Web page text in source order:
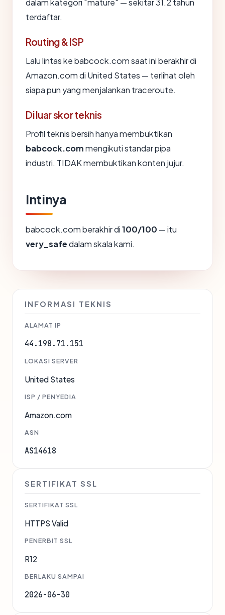
dalam kategori "mature" — sekitar 31.2 tahun
terdaftar.
Routing & ISP
Lalu lintas ke babcock.com saat ini berakhir di
Amazon.com di United States — terlihat oleh
siapa pun yang menjalankan traceroute.
Di luar skor teknis
Profil teknis bersih hanya membuktikan
babcock.commengikuti standar pipa
industri. TIDAK membuktikan konten jujur.
Intinya
babcock.com berakhir di100/100 — itu
very_safedalam skala kami.
INFORMASI TEKNIS
ALAMAT IP
44.198.71.151
LOKASI SERVER
United States
ISP / PENYEDIA
Amazon.com
ASN
AS14618
SERTIFIKAT SSL
SERTIFIKAT SSL
HTTPS Valid
PENERBIT SSL
R12
BERLAKU SAMPAI
2026-06-30